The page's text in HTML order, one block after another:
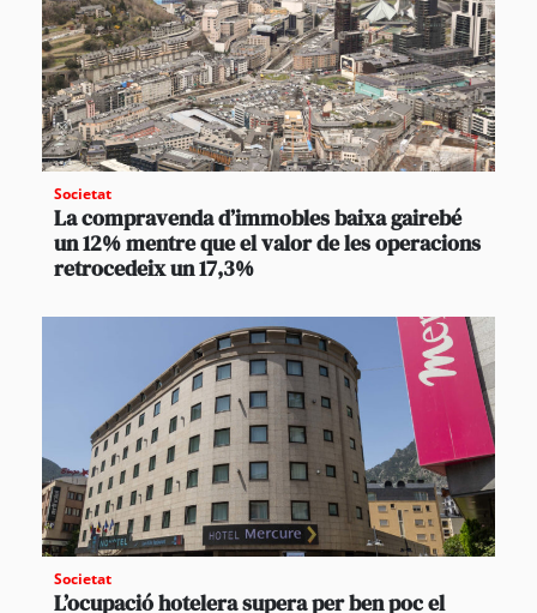
Societat
La compravenda d’immobles baixa gairebé
un 12% mentre que el valor de les operacions
retrocedeix un 17,3%
Societat
L’ocupació hotelera supera per ben poc el